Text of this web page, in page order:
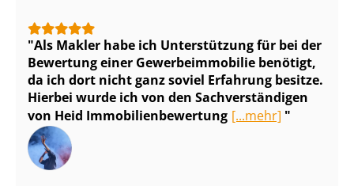
Als Makler habe ich Unterstützung für bei der
Bewertung einer Ge­wer­be­im­mo­bi­lie benötigt,
da ich dort nicht ganz soviel Erfahrung besitze.
Hierbei wurde ich von den Sach­ver­stän­di­gen
von Heid Im­mo­bi­li­en­be­wer­tung [...mehr]